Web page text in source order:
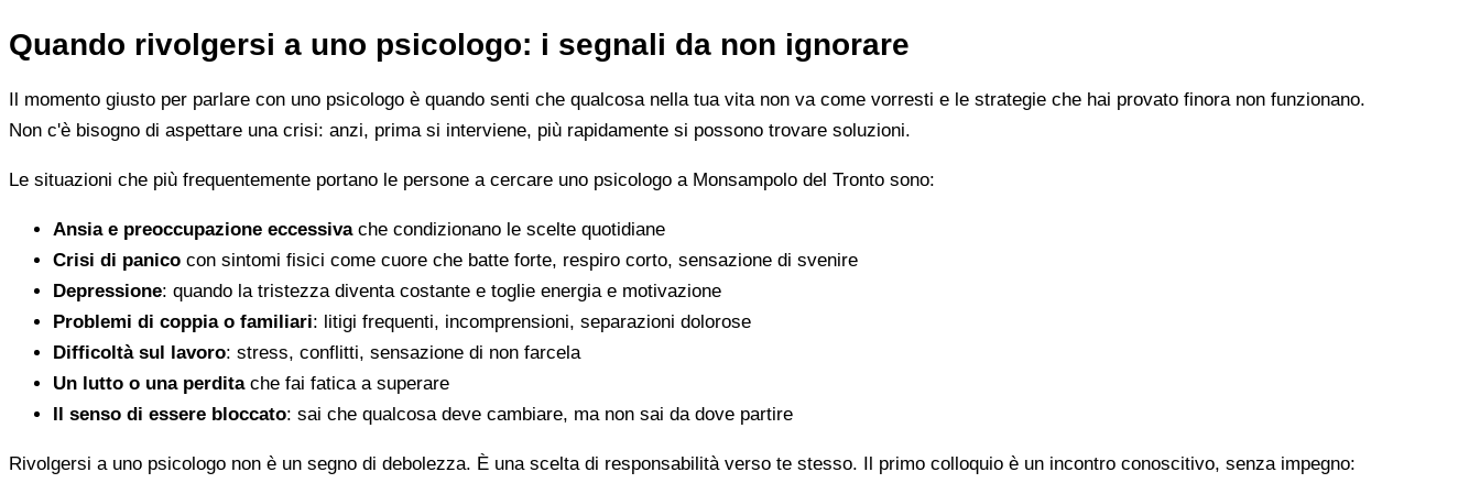
Quando rivolgersi a uno psicologo: i segnali da non ignorare
Il momento giusto per parlare con uno psicologo è quando senti che qualcosa nella tua vita non va come vorresti e le strategie che hai provato finora non funzionano.
Non c'è bisogno di aspettare una crisi: anzi, prima si interviene, più rapidamente si possono trovare soluzioni.
Le situazioni che più frequentemente portano le persone a cercare uno psicologo a Monsampolo del Tronto sono:
Ansia e preoccupazione eccessivache condizionano le scelte quotidiane
Crisi di panico con sintomi fisici come cuore che batte forte, respiro corto, sensazione di svenire
Depressione: quando la tristezza diventa costante e toglie energia e motivazione
Problemi di coppia o familiari: litigi frequenti, incomprensioni, separazioni dolorose
Difficoltà sul lavoro: stress, conflitti, sensazione di non farcela
Un lutto o una perditache fai fatica a superare
Il senso di essere bloccato: sai che qualcosa deve cambiare, ma non sai da dove partire
Rivolgersi a uno psicologo non è un segno di debolezza. È una scelta di responsabilità verso te stesso. Il primo colloquio è un incontro conoscitivo, senza impegno: